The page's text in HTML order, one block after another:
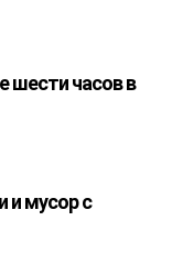
шести часов в
и мусор с